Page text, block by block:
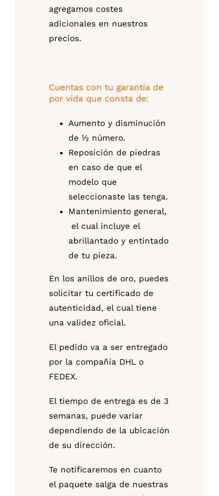
agregamos costes
adicionales en nuestros
precios.
Cuentas con tu garantía de
por vida que consta de:
Aumento y disminución
de ½ número.
Reposición de piedras
en caso de que el
modelo que
seleccionaste las tenga.
Mantenimiento general,
el cual incluye el
abrillantado y entintado
de tu pieza.
En los anillos de oro, puedes
solicitar tu certificado de
autenticidad, el cual tiene
una validez oficial.
El pedido va a ser entregado
por la compañía DHL o
FEDEX.
El tiempo de entrega es de 3
semanas, puede variar
dependiendo de la ubicación
de su dirección.
Te notificaremos en cuanto
el paquete salga de nuestras